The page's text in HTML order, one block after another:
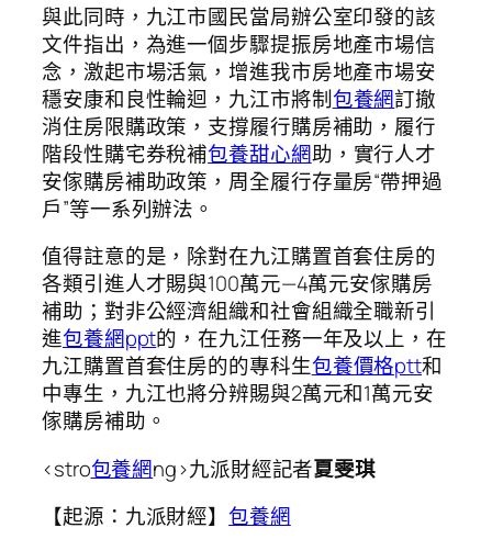
與此同時，九江市國民當局辦公室印發的該
文件指出，為進一個步驟提振房地產市場信
念，激起市場活氣，增進我市房地產市場安
穩安康和良性輪迴，九江市將制包養網訂撤
消住房限購政策，支撐履行購房補助，履行
階段性購宅券稅補包養甜心網助，實行人才
安傢購房補助政策，周全履行存量房“帶押過
戶”等一系列辦法。
值得註意的是，除對在九江購置首套住房的
各類引進人才賜與100萬元—4萬元安傢購房
補助；對非公經濟組織和社會組織全職新引
進包養網ppt的，在九江任務一年及以上，在
九江購置首套住房的的專科生包養價格ptt和
中專生，九江也將分辨賜與2萬元和1萬元安
傢購房補助。
<stro包養網ng>九派財經記者夏雯琪
【起源：九派財經】包養網